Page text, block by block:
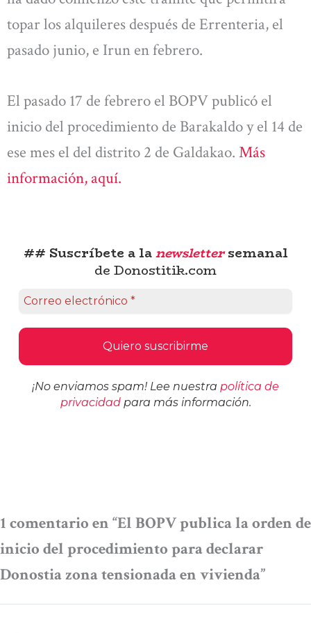
topar los alquileres después de Errenteria, el
pasado junio, e Irun en febrero.
El pasado 17 de febrero el BOPV publicó el
inicio del procedimiento de Barakaldo y el 14 de
ese mes el del distrito 2 de Galdakao. Más
información, aquí.
## Suscríbete a lanewslettersemanal
de Donostitik.com
¡No enviamos spam! Lee nuestra política de
privacidadpara más información.
1 comentario en “El BOPV publica la orden de
inicio del procedimiento para declarar
Donostia zona tensionada en vivienda”